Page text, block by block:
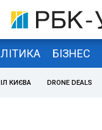
БІЗНЕС
КИЄВА DRONE DEALS